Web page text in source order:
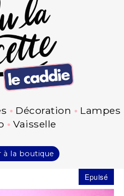
Décoration
Lampes
Vaisselle
à la boutique
Epuisé